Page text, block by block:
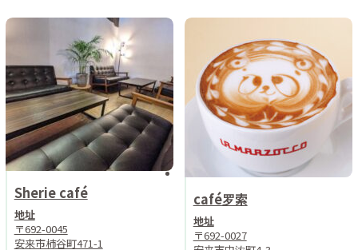
Sherie café
地址
〒692-0045
安来市柿谷町471-1
café罗索
地址
〒692-0027